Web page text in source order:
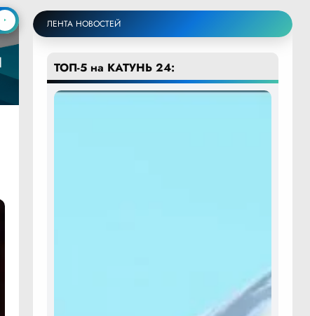
ЛЕНТА НОВОСТЕЙ
ТОП-5 на КАТУНЬ 24: